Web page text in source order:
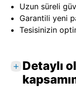
Uzun süreli
Garantili yeni
Tesisinizin
Detaylı